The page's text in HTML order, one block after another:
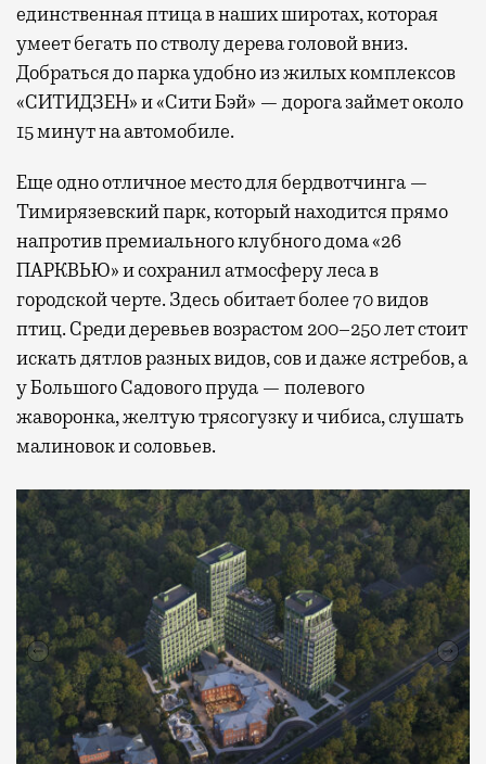
единственная птица в наших широтах, которая
умеет бегать по стволу дерева головой вниз.
Добраться до парка удобно из жилых комплексов
«СИТИДЗЕН» и «Сити Бэй» — дорога займет около
15 минут на автомобиле.
Еще одно отличное место для бердвотчинга —
Тимирязевский парк, который находится прямо
напротив премиального клубного дома «26
ПАРКВЬЮ» и сохранил атмосферу леса в
городской черте. Здесь обитает более 70 видов
птиц. Среди деревьев возрастом 200–250 лет стоит
искать дятлов разных видов, сов и даже ястребов, а
у Большого Садового пруда — полевого
жаворонка, желтую трясогузку и чибиса, слушать
малиновок и соловьев.